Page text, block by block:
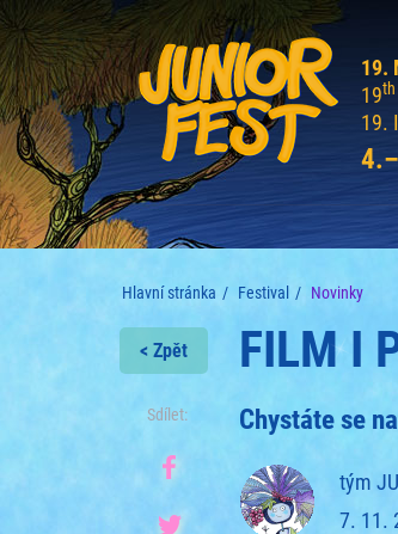
19.
19th
19.
Hlavní stránka Festival Novinky
< Zpět
Sdílet:
FILM I
Chystáte se
tým
7. 11.